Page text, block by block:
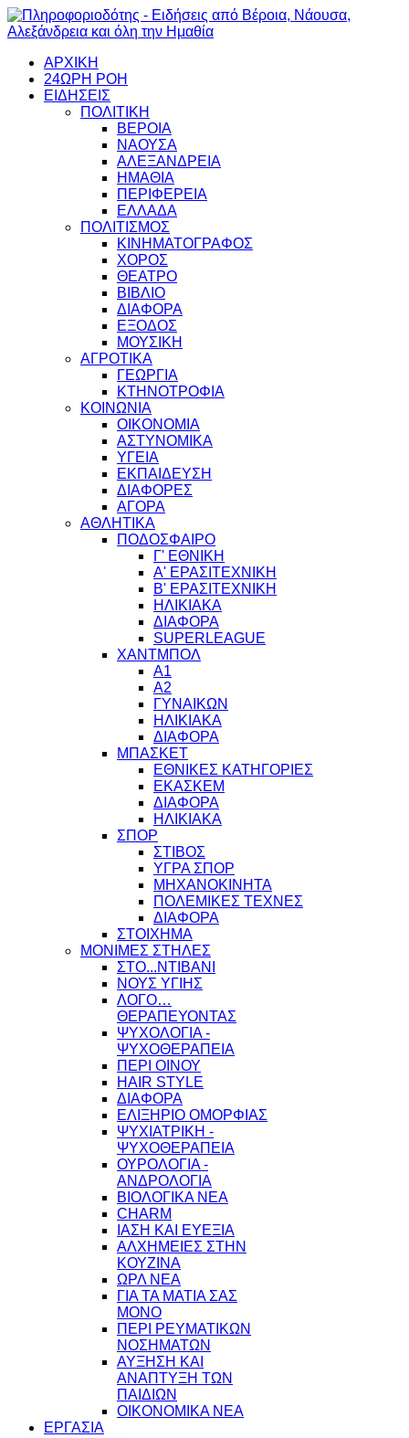
ΑΡΧΙΚΗ
24ΩΡΗ ΡΟΗ
ΕΙΔΗΣΕΙΣ
ΠΟΛΙΤΙΚΗ
ΒΕΡΟΙΑ
ΝΑΟΥΣΑ
ΑΛΕΞΑΝΔΡΕΙΑ
ΗΜΑΘΙΑ
ΠΕΡΙΦΕΡΕΙΑ
ΕΛΛΑΔΑ
ΠΟΛΙΤΙΣΜΟΣ
ΚΙΝΗΜΑΤΟΓΡΑΦΟΣ
ΧΟΡΟΣ
ΘΕΑΤΡΟ
ΒΙΒΛΙΟ
ΔΙΑΦΟΡΑ
ΕΞΟΔΟΣ
ΜΟΥΣΙΚΗ
ΑΓΡΟΤΙΚΑ
ΓΕΩΡΓΙΑ
ΚΤΗΝΟΤΡΟΦΙΑ
ΚΟΙΝΩΝΙΑ
ΟΙΚΟΝΟΜΙΑ
ΑΣΤΥΝΟΜΙΚΑ
ΥΓΕΙΑ
ΕΚΠΑΙΔΕΥΣΗ
ΔΙΑΦΟΡΕΣ
ΑΓΟΡΑ
ΑΘΛΗΤΙΚΑ
ΠΟΔΟΣΦΑΙΡΟ
Γ' ΕΘΝΙΚΗ
Α' ΕΡΑΣΙΤΕΧΝΙΚΗ
Β' ΕΡΑΣΙΤΕΧΝΙΚΗ
ΗΛΙΚΙΑΚΑ
ΔΙΑΦΟΡΑ
SUPERLEAGUE
ΧΑΝΤΜΠΟΛ
Α1
Α2
ΓΥΝΑΙΚΩΝ
ΗΛΙΚΙΑΚΑ
ΔΙΑΦΟΡΑ
ΜΠΑΣΚΕΤ
ΕΘΝΙΚΕΣ ΚΑΤΗΓΟΡΙΕΣ
ΕΚΑΣΚΕΜ
ΔΙΑΦΟΡΑ
ΗΛΙΚΙΑΚΑ
ΣΠΟΡ
ΣΤΙΒΟΣ
ΥΓΡΑ ΣΠΟΡ
ΜΗΧΑΝΟΚΙΝΗΤΑ
ΠΟΛΕΜΙΚΕΣ ΤΕΧΝΕΣ
ΔΙΑΦΟΡΑ
ΣΤΟΙΧΗΜΑ
ΜΟΝΙΜΕΣ ΣΤΗΛΕΣ
ΣΤΟ...ΝΤΙΒΑΝΙ
ΝΟΥΣ ΥΓΙΗΣ
ΛΟΓΟ…
ΘΕΡΑΠΕΥΟΝΤΑΣ
ΨΥΧΟΛΟΓΙΑ -
ΨΥΧΟΘΕΡΑΠΕΙΑ
ΠΕΡΙ ΟΙΝΟΥ
HAIR STYLE
ΔΙΑΦΟΡΑ
ΕΛΙΞΗΡΙΟ ΟΜΟΡΦΙΑΣ
ΨΥΧΙΑΤΡΙΚΗ -
ΨΥΧΟΘΕΡΑΠΕΙΑ
ΟΥΡΟΛΟΓΙΑ -
ΑΝΔΡΟΛΟΓΙΑ
ΒΙΟΛΟΓΙΚΑ ΝΕΑ
CHARM
ΙΑΣΗ ΚΑΙ ΕΥΕΞΙΑ
ΑΛΧΗΜΕΙΕΣ ΣΤΗΝ
ΚΟΥΖΙΝΑ
ΩΡΛ ΝEA
ΓΙΑ ΤΑ ΜΑΤΙΑ ΣΑΣ
ΜΟΝΟ
ΠΕΡΙ ΡΕΥΜΑΤΙΚΩΝ
ΝΟΣΗΜΑΤΩΝ
ΑΥΞΗΣΗ ΚΑΙ
ΑΝΑΠΤΥΞΗ ΤΩΝ
ΠΑΙΔΙΩΝ
ΟΙΚΟΝΟΜΙΚΑ ΝΕΑ
ΕΡΓΑΣΙΑ